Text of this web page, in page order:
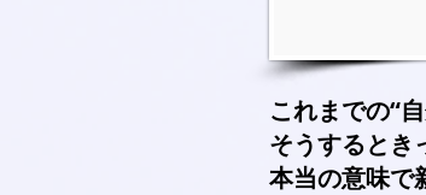
これまでの“
そうするとき
本当の意味で